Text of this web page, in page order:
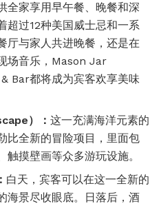
全家享用早午餐、晚餐和深
超过12种美国威士忌和一系
厅与家人共进晚餐，还是在
场音乐，Mason Jar
Bar都将成为宾客欢享美味
）：这一充满海洋元素的
比全新的冒险项目，里面包
摸壁画等众多游玩设施。
白天，宾客可以在这一全新的
海景尽收眼底。日落后，酒